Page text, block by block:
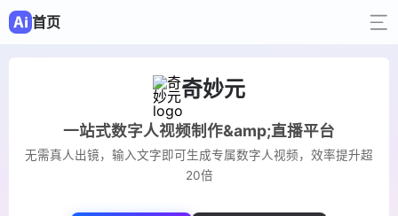
首页
奇妙元
一站式数字人视频制作&amp;直播平台
无需真人出镜，输入文字即可生成专属数字人视频，效率提升超
20倍